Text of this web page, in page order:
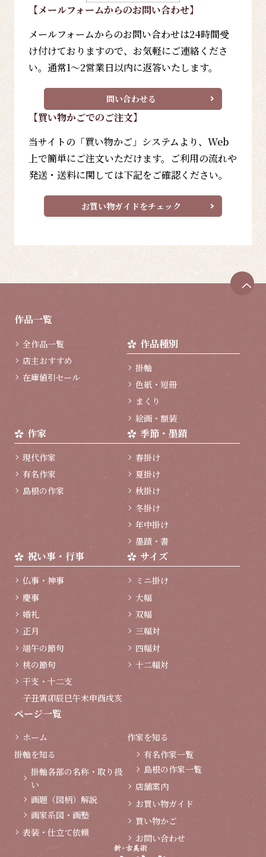
【メールフォームからのお問い合わせ】
メールフォームからのお問い合わせは24時間受
け付けておりますので、お気軽にご連絡くださ
い。通常1～2営業日以内に返答いたします。
問い合わせる
【買い物かごでのご注文】
当サイトの「買い物かご」システムより、Web
上で簡単にご注文いただけます。ご利用の流れや
発送・送料に関しては下記をご確認ください。
お買い物ガイドをチェック
作品一覧
全作品一覧
店主おすすめ
在庫値引セール
作品種別
掛軸
色紙・短冊
まくり
絵画・額装
作家
現代作家
有名作家
島根の作家
季節・墨蹟
春掛け
夏掛け
秋掛け
冬掛け
年中掛け
墨蹟・書
祝い事・行事
仏事・神事
慶事
婚礼
正月
端午の節句
桃の節句
干支・十二支
子丑寅卯辰巳午未申酉戌亥
サイズ
ミニ掛け
大幅
双幅
三幅対
四幅対
十二幅対
ページ一覧
ホーム
掛軸を知る
掛軸各部の名称・取り扱
い
画題（図柄）解説
画家系図・画塾
表装・仕立て依頼
作家を知る
有名作家一覧
島根の作家一覧
店舗案内
お買い物ガイド
買い物かご
お問い合わせ
ペ